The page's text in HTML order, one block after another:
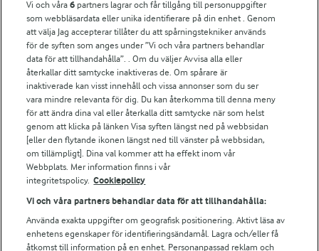
För ägare
Arlas kundportal
Arla.com
Falbygdens Ost
Arla webbshop
Bildbank
Följ oss
Vi och våra6 partners lagrar och får tillgång till personuppgifter
som webbläsardata eller unika identifierare på din enhet . Genom
att välja Jag accepterar tillåter du att spårningstekniker används
för de syften som anges under ”Vi och våra partners behandlar
data för att tillhandahålla”. . Om du väljer Avvisa alla eller
återkallar ditt samtycke inaktiveras de. Om spårare är
inaktiverade kan visst innehåll och vissa annonser som du ser
vara mindre relevanta för dig. Du kan återkomma till denna meny
för att ändra dina val eller återkalla ditt samtycke när som helst
genom att klicka på länken Visa syften längst ned på webbsidan
[eller den flytande ikonen längst ned till vänster på webbsidan,
om tillämpligt]. Dina val kommer att ha effekt inom vår
Webbplats. Mer information finns i vår
integritetspolicy. Cookiepolicy
Vi och våra partners behandlar data för att tillhandahålla:
Använda exakta uppgifter om geografisk positionering. Aktivt läsa av
enhetens egenskaper för identifieringsändamål. Lagra och/eller få
åtkomst till information på en enhet. Personanpassad reklam och